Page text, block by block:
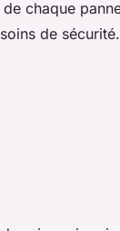
chaque
de